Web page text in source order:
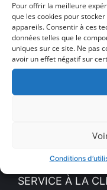
Pour offrir la meilleure
que les cookies pour
appareils. Consentir à ces
données telles que le
uniques sur ce site. Ne pas
avoir un effet négatif sur
Conditions
Politique de
Voir nos actualités
VENTES EN LIGNE
Mon compte
SERVICE À LA